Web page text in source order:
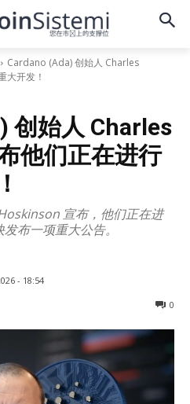
Cardano (Ada) 创始人 Charles
大开发！
创始人 Charles
他们正在进行
宣布，他们正在进
布一项重大公告。
- 18:54
0